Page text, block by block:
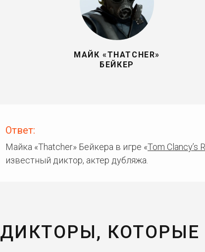
МАЙК «THATCHER»
БЕЙКЕР
Ответ:
Майка «Thatcher» Бейкера в игре «Tom Clancy’s
известный диктор, актер дубляжа.